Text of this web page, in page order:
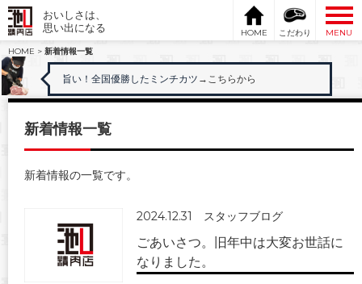
おいしさは、
思い出になる
HOME こだわり
MENU
HOME > 新着情報一覧
旨い！全国優勝したミンチカツ →こちらから
新着情報一覧
新着情報の一覧です。
2024.12.31 スタッフブログ
ごあいさつ。旧年中は大変お世話に
なりました。